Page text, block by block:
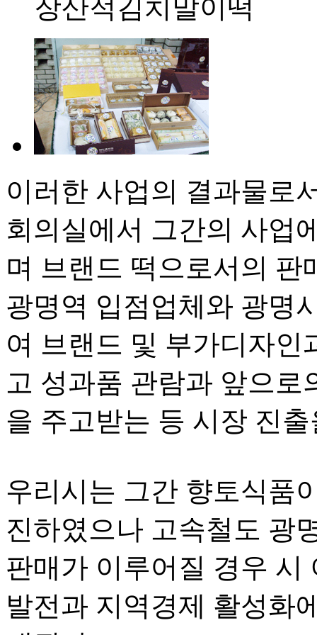
장산적김치말이떡
이러한 사업의 결과물로
회의실에서 그간의 사업
며 브랜드 떡으로서의
광명역 입점업체와 광명
여 브랜드 및 부가디자인
고 성과품 관람과 앞으로
을 주고받는 등 시장 진
우리시는 그간 향토식품
진하였으나 고속철도 광
판매가 이루어질 경우 시
발전과 지역경제 활성화